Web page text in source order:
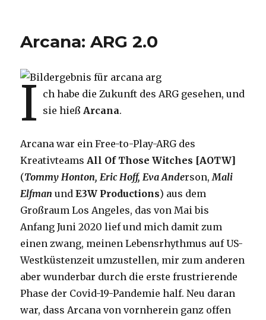
Arcana: ARG 2.0
I ch habe die Zukunft des ARG gesehen, und
sie hießArcana.
Arcana war ein Free-to-Play-ARG des
KreativteamsAll Of Those Witches [AOTW]
(Tommy Honton, Eric Hoff, Eva Anderson,Mali
ElfmanundE3W Productions) aus dem
Großraum Los Angeles, das von Mai bis
Anfang Juni 2020 lief und mich damit zum
einen zwang, meinen Lebensrhythmus auf US-
Westküstenzeit umzustellen, mir zum anderen
aber wunderbar durch die erste frustrierende
Phase der Covid-19-Pandemie half. Neu daran
war, dass Arcana von vornherein ganz offen